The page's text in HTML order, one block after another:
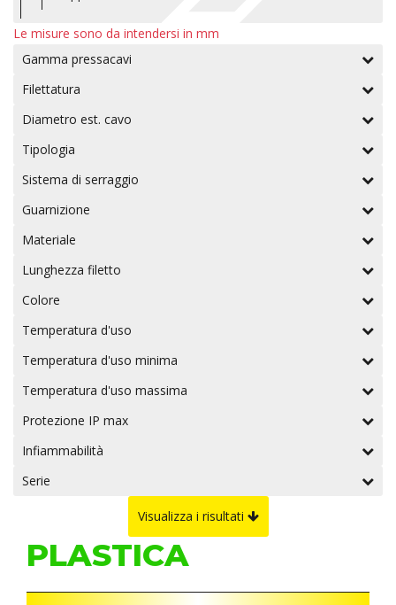
Le misure sono da intendersi in mm
Gamma pressacavi
Filettatura
Diametro est. cavo
Tipologia
Sistema di serraggio
Guarnizione
Materiale
Lunghezza filetto
Colore
Temperatura d'uso
Temperatura d'uso minima
Temperatura d'uso massima
Protezione IP max
Infiammabilità
Serie
Visualizza i risultati
PLASTICA